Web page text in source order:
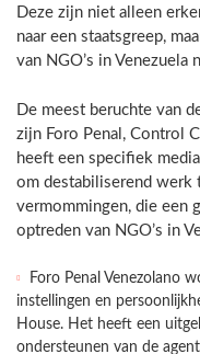
Deze zijn niet alleen
naar een staatsgreep,
van NGO’s in Venezuela
De meest beruchte van
zijn Foro Penal, Control
heeft een specifiek
om destabiliserend werk
vermommingen, die een
optreden van NGO’s in
Foro Penal Venezolano
instellingen en
House. Het heeft een
ondersteunen van de